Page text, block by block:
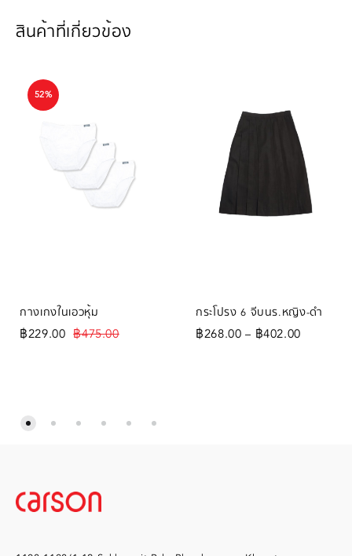
สินค้าที่เกี่ยวข้อง
52%
กางเกงในเอวหุ้ม
฿229.00 ฿475.00
กระโปรง 6 จีบนร.หญิง-ดำ
฿268.00 – ฿402.00